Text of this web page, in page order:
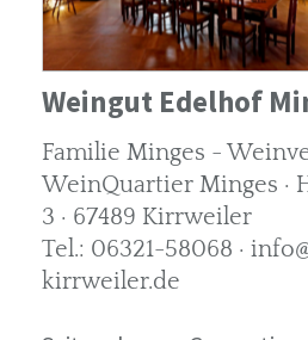
Weingut Edelhof
Familie Minges -
WeinQuartier Minges ·
3 · 67489 Kirrweiler
Tel.: 06321-58068 ·
kirrweiler.de